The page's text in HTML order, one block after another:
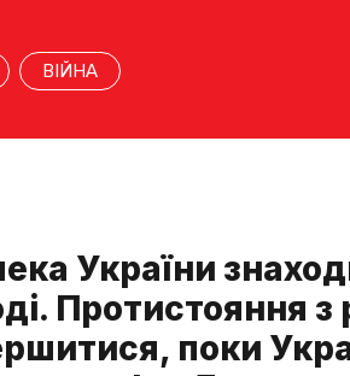
ВІЙНА
України
Протистояння
поки